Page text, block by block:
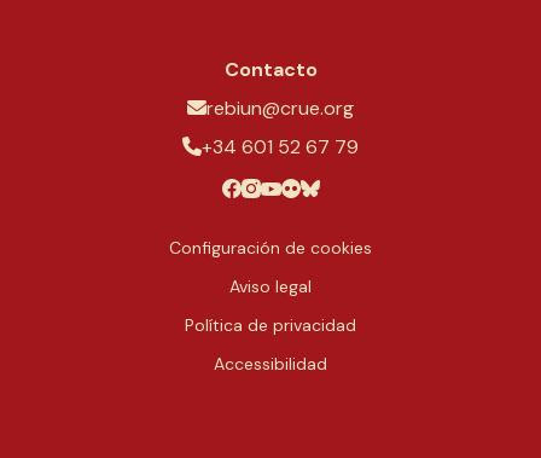
Contacto
rebiun@crue.org
+34 601 52 67 79
Configuración de cookies
Aviso legal
Política de privacidad
Accessibilidad